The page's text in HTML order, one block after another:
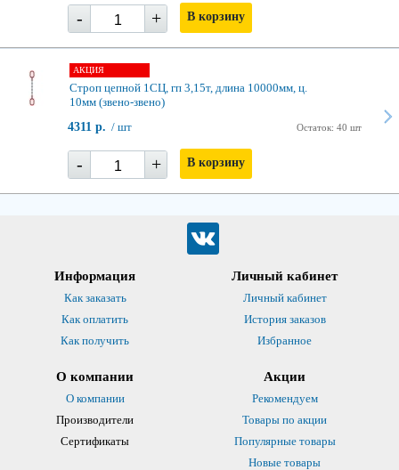
- + В корзину
АКЦИЯ
Строп цепной 1СЦ, гп 3,15т, длина 10000мм, ц.
10мм (звено-звено)
Остаток: 40 шт
4311 р. / шт
- + В корзину
Информация
Как заказать
Как оплатить
Как получить
Личный кабинет
Личный кабинет
История заказов
Избранное
О компании
О компании
Производители
Сертификаты
Акции
Рекомендуем
Товары по акции
Популярные товары
Новые товары